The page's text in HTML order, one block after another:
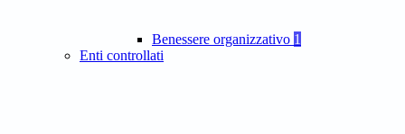
Benessere organizzativo 1
Enti controllati